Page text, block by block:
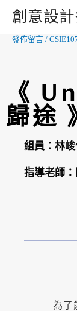
創意設
發佈留言 /
《
歸途
組員：林
指導老師
為了能